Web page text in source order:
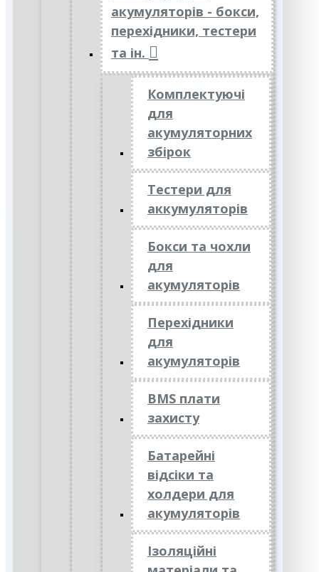
акумуляторів - бокси,
перехідники, тестери
та ін.
Комплектуючі
для
акумуляторних
збірок
Тестери для
аккумуляторів
Бокси та чохли
для
акумуляторів
Перехідники
для
акумуляторів
BMS плати
захисту
Батарейні
відсіки та
холдери для
акумуляторів
Ізоляційні